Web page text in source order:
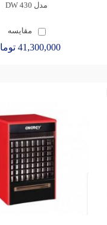
مدل 430 DW
مقایسه
41,300,000 تومان